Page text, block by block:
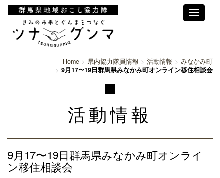
Toggle
Home 県内協力隊員情報 活動情報
みなかみ町
9月17〜19日群馬県みなかみ町オンライン移住相談会
活動情報
9月17〜19日群馬県みなかみ町オンライ
ン移住相談会